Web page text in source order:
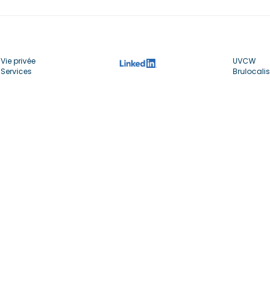
Vie privée
Services
UVCW
Brulocalis